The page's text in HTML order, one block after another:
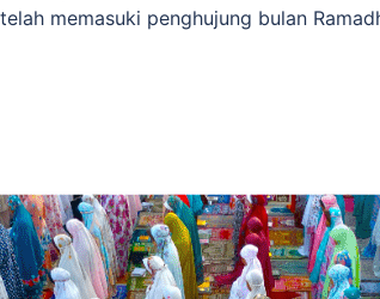
memasuki penghujung bulan